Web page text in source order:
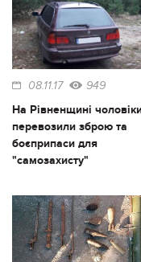
08.11.17 949
На Рівненщині
перевозили зброю та
боєприпаси для
"самозахисту"